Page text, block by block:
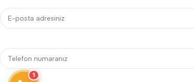
1